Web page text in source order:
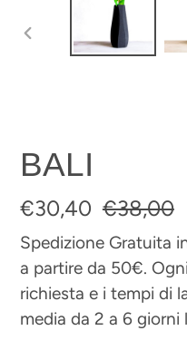
SLIDE
BALI
Prezzo
scontato
€30,40 Prezzo
di
listino
€38,00
Spedizione Gratuita
a partire da 50€.
richiesta e i tempi di
media da 2 a 6 giorni